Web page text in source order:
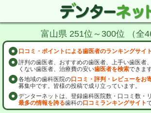
富山県 251位～300位 （全
口コミ・ポイントによる歯医者のランキングサイト
評判の歯医者、おすすめの歯医者、上手い歯医者
くない歯医者、治療費の安い歯医者を検索できます
各地域の歯科医院の口コミ・評判・レビューをお
募集中です。皆様の投稿で成り立っています。
デンターネットは、登録歯科医院数・口コミ数・
最多の情報を誇る歯科の口コミランキングサイト